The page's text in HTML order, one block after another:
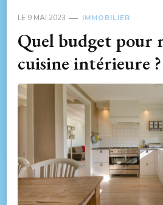
LE 9 MAI 2023 IMMOBILIER
Quel budget pour
cuisine intérieure ?